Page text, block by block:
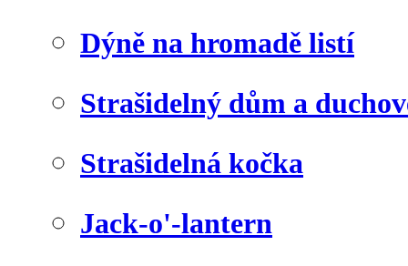
Dýně na hromadě listí
Strašidelný dům a
Strašidelná kočka
Jack-o'-lantern